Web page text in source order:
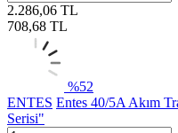
2.286,06 TL
708,68 TL
%52
ENTES Entes 40/5A Akım
Serisi"